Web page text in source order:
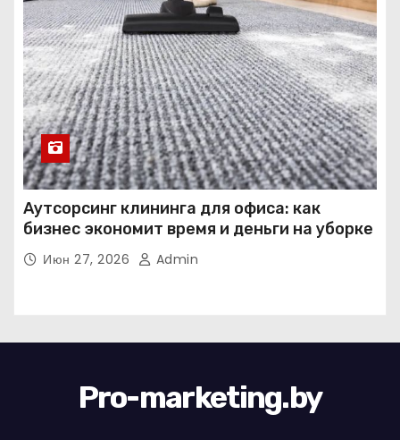
Аутсорсинг клининга для офиса: как
бизнес экономит время и деньги на уборке
Июн 27, 2026 Admin
Pro-marketing.by